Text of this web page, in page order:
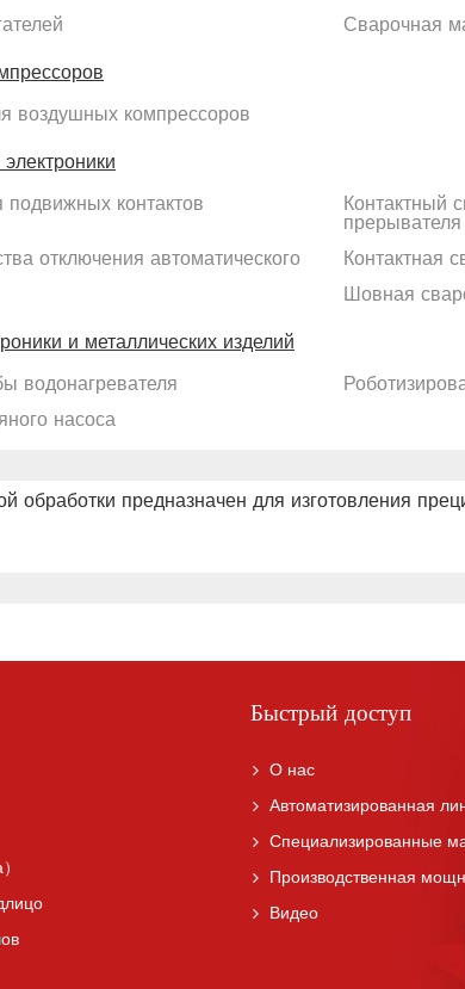
Сварочная
воздушных компрессоров
контактов
Контактный
прерывателя
отключения автоматического
Контактная
Шовная
и металлических изделий
водонагревателя
насоса
обработки предназначен для изготовления
Быстрый доступ
О нас
Автоматизированная
Специализированные
Производственная
Видео